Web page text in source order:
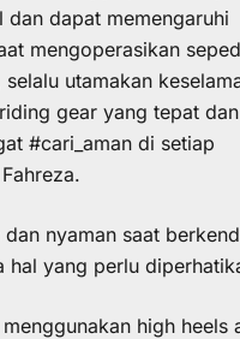
dan dapat memengaruhi
mengoperasikan
utamakan
gear yang tepat dan
#cari_aman di setiap
nyaman saat
hal yang perlu
high heels